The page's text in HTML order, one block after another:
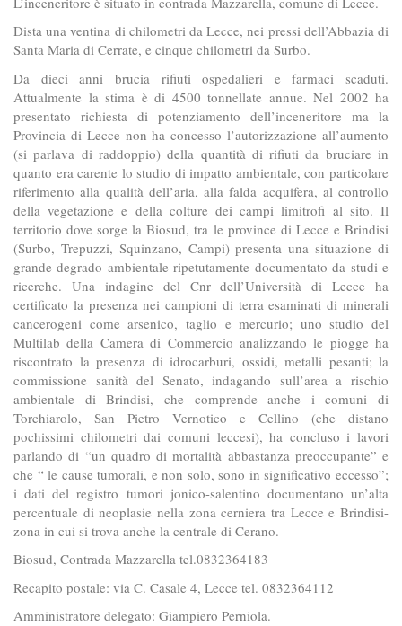
Dista una ventina di chilometri da Lecce, nei pressi dell’Abbazia di
Santa Maria di Cerrate, e cinque chilometri da Surbo.
Da dieci anni brucia rifiuti ospedalieri e farmaci scaduti.
Attualmente la stima è di 4500 tonnellate annue. Nel 2002 ha
presentato richiesta di potenziamento dell’inceneritore ma la
Provincia di Lecce non ha concesso l’autorizzazione all’aumento
(si parlava di raddoppio) della quantità di rifiuti da bruciare in
quanto era carente lo studio di impatto ambientale, con particolare
riferimento alla qualità dell’aria, alla falda acquifera, al controllo
della vegetazione e della colture dei campi limitrofi al sito. Il
territorio dove sorge la Biosud, tra le province di Lecce e Brindisi
(Surbo, Trepuzzi, Squinzano, Campi) presenta una situazione di
grande degrado ambientale ripetutamente documentato da studi e
ricerche. Una indagine del Cnr dell’Università di Lecce ha
certificato la presenza nei campioni di terra esaminati di minerali
cancerogeni come arsenico, taglio e mercurio; uno studio del
Multilab della Camera di Commercio analizzando le piogge ha
riscontrato la presenza di idrocarburi, ossidi, metalli pesanti; la
commissione sanità del Senato, indagando sull’area a rischio
ambientale di Brindisi, che comprende anche i comuni di
Torchiarolo, San Pietro Vernotico e Cellino (che distano
pochissimi chilometri dai comuni leccesi), ha concluso i lavori
parlando di “un quadro di mortalità abbastanza preoccupante” e
che “ le cause tumorali, e non solo, sono in significativo eccesso”;
i dati del registro tumori jonico-salentino documentano un’alta
percentuale di neoplasie nella zona cerniera tra Lecce e Brindisi-
zona in cui si trova anche la centrale di Cerano.
Biosud, Contrada Mazzarella tel.0832364183
Recapito postale: via C. Casale 4, Lecce tel. 0832364112
Amministratore delegato: Giampiero Perniola.